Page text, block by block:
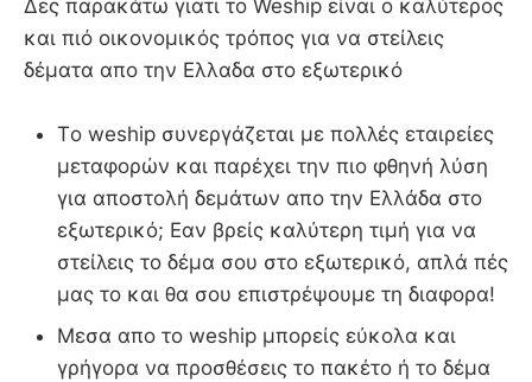
Δες παρακάτω γιατι το Weship είναι ο καλύτερος
και πιό οικονομικός τρόπος για να στείλεις
δέματα απο την Ελλαδα στο εξωτερικό
Τo weship συνεργάζεται με πολλές εταιρείες
μεταφορών και παρέχει την πιο φθηνή λύση
για αποστολή δεμάτων απο την Ελλάδα στο
εξωτερικό; Εαν βρείς καλύτερη τιμή για να
στείλεις το δέμα σου στο εξωτερικό, απλά πές
μας το και θα σου επιστρέψουμε τη διαφορα!
Μεσα απο το weship μπορείς εύκολα και
γρήγορα να προσθέσεις το πακέτο ή το δέμα